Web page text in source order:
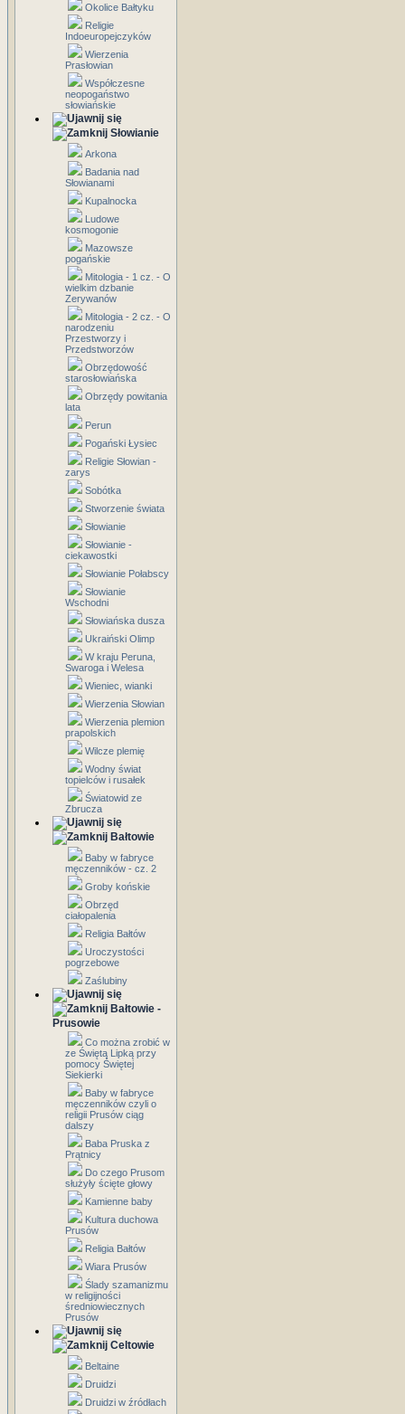
Okolice Bałtyku
Religie
Indoeuropejczyków
Wierzenia
Prasłowian
Współczesne
neopogaństwo
słowiańskie
Słowianie
Arkona
Badania nad
Słowianami
Kupalnocka
Ludowe
kosmogonie
Mazowsze
pogańskie
Mitologia - 1 cz. - O
wielkim dzbanie
Zerywanów
Mitologia - 2 cz. - O
narodzeniu
Przestworzy i
Przedstworzów
Obrzędowość
starosłowiańska
Obrzędy powitania
lata
Perun
Pogański Łysiec
Religie Słowian -
zarys
Sobótka
Stworzenie świata
Słowianie
Słowianie -
ciekawostki
Słowianie Połabscy
Słowianie
Wschodni
Słowiańska dusza
Ukraiński Olimp
W kraju Peruna,
Swaroga i Welesa
Wieniec, wianki
Wierzenia Słowian
Wierzenia plemion
prapolskich
Wilcze plemię
Wodny świat
topielców i rusałek
Światowid ze
Zbrucza
Bałtowie
Baby w fabryce
męczenników - cz. 2
Groby końskie
Obrzęd
ciałopalenia
Religia Bałtów
Uroczystości
pogrzebowe
Zaślubiny
Bałtowie -
Prusowie
Co można zrobić w
ze Świętą Lipką przy
pomocy Świętej
Siekierki
Baby w fabryce
męczenników czyli o
religii Prusów ciąg
dalszy
Baba Pruska z
Prątnicy
Do czego Prusom
służyły ścięte głowy
Kamienne baby
Kultura duchowa
Prusów
Religia Bałtów
Wiara Prusów
Ślady szamanizmu
w religijności
średniowiecznych
Prusów
Celtowie
Beltaine
Druidzi
Druidzi w źródłach